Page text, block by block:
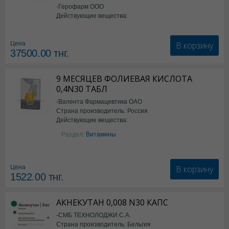
-Герофарм ООО
Действующие вещества:
Цена
37500.00тнг.
В корзину
9 МЕСЯЦЕВ ФОЛИЕВАЯ КИСЛОТА
0,4N30 ТАБЛ
-Валента Фармацевтика ОАО
Страна производитель: Россия
Действующие вещества:
фолиевая кислота
Раздел: Витамины
Цена
1522.00тнг.
В корзину
АКНЕКУТАН 0,008 N30 КАПС
-СМБ ТЕХНОЛОДЖИ С.А.
Страна производитель: Бельгия